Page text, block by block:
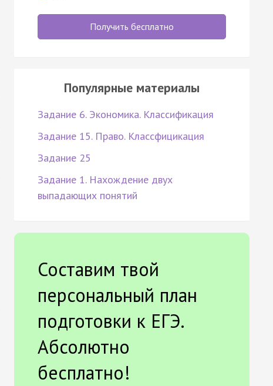
Получить бесплатно
Популярные материалы
Задание 6. Экономика. Классификация
Задание 15. Право. Классфицикация
Задание 25
Задание 1. Нахождение двух
выпадающих понятий
Составим твой
персональный план
подготовки к ЕГЭ.
Абсолютно
бесплатно!